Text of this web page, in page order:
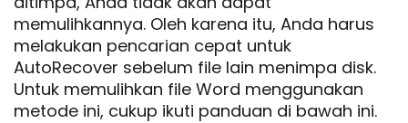
memulihkannya. Oleh karena itu, Anda harus
melakukan pencarian cepat untuk
AutoRecover sebelum file lain menimpa disk.
Untuk memulihkan file Word menggunakan
metode ini, cukup ikuti panduan di bawah ini.